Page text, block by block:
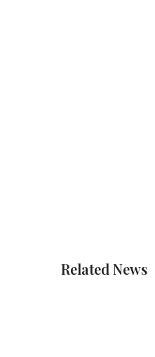
Related News